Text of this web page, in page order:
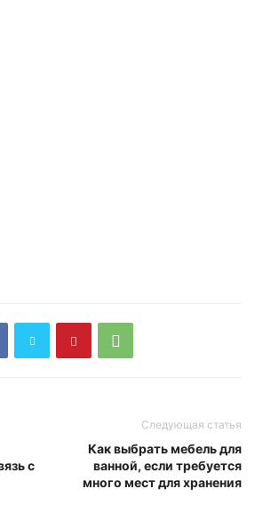
с
Следующая статья
Как выбрать мебель для
ванной, если требуется
много мест для хранения